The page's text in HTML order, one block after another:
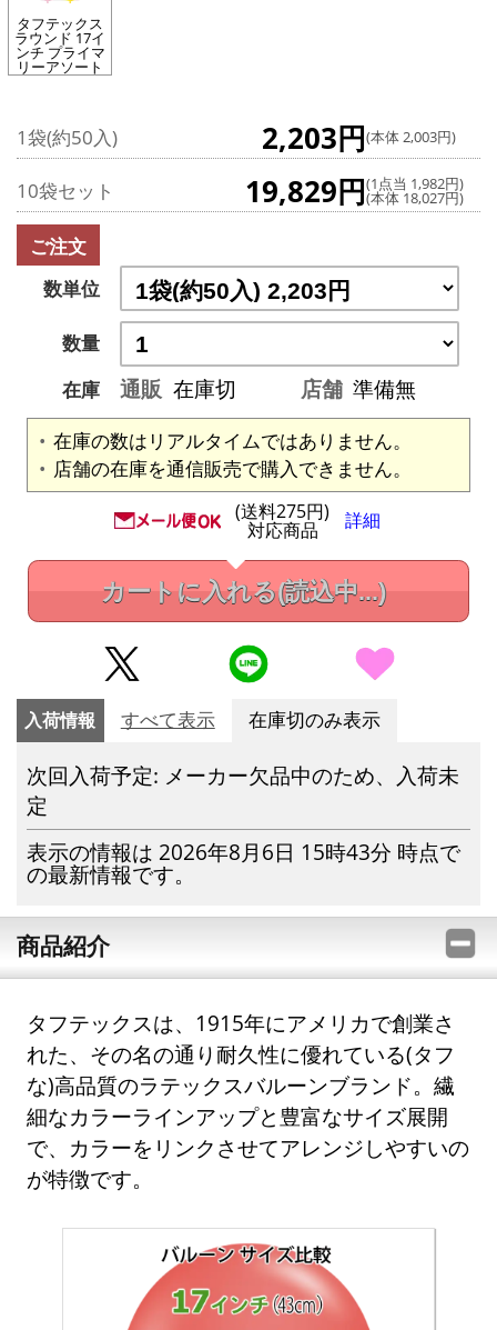
タフテックス
ラウンド 17イ
ンチ プライマ
リーアソート
1袋(約50入) 2,203円(本体 2,003円)
10袋セット 19,829円(1点当 1,982円)
(本体 18,027円)
ご注文
数単位
数量
在庫
通販 在庫切 店舗 準備無
在庫の数はリアルタイムではありません。
店舗の在庫を通信販売で購入できません。
(送料275円)
対応商品 詳細
カートに入れる(読込中...)
入荷情報 すべて表示 在庫切のみ表示
次回入荷予定: メーカー欠品中のため、入荷未
定
表示の情報は 2026年8月6日 15時43分 時点で
の最新情報です。
商品紹介
タフテックスは、1915年にアメリカで創業さ
れた、その名の通り耐久性に優れている(タフ
な)高品質のラテックスバルーンブランド。繊
細なカラーラインアップと豊富なサイズ展開
で、カラーをリンクさせてアレンジしやすいの
が特徴です。